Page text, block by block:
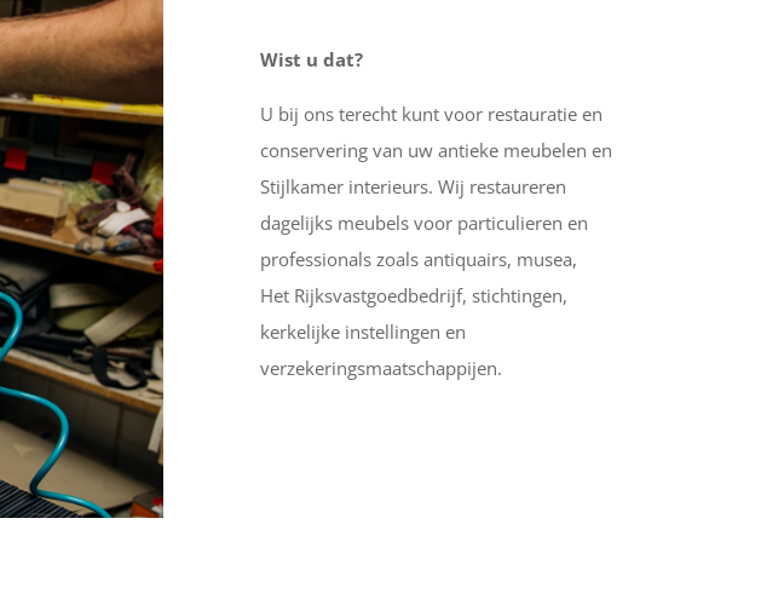
Wist u dat?
U bij ons terecht kunt voor restauratie en
conservering van uw antieke meubelen en
Stijlkamer interieurs. Wij restaureren
dagelijks meubels voor particulieren en
professionals zoals antiquairs, musea,
Het Rijksvastgoedbedrijf, stichtingen,
kerkelijke instellingen en
verzekeringsmaatschappijen.